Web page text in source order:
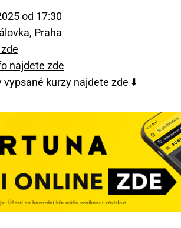
od 17:30
Praha
najdete zde
vypsané kurzy najdete zde ⬇️